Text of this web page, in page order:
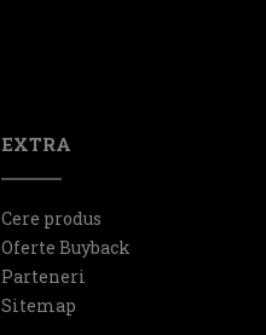
EXTRA
Cere produs
Oferte Buyback
Parteneri
Sitemap